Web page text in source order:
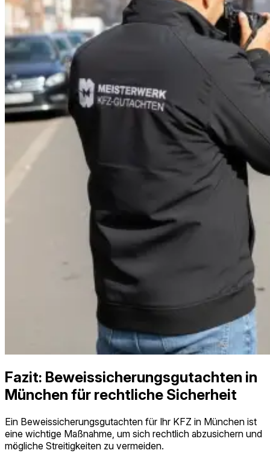
Fazit: Beweissicherungs­gutachten in
München für rechtliche Sicherheit
Ein Beweissicherungs­gutachten für Ihr KFZ in München ist
eine wichtige Maßnahme, um sich rechtlich abzusichern und
mögliche Streitigkeiten zu vermeiden.